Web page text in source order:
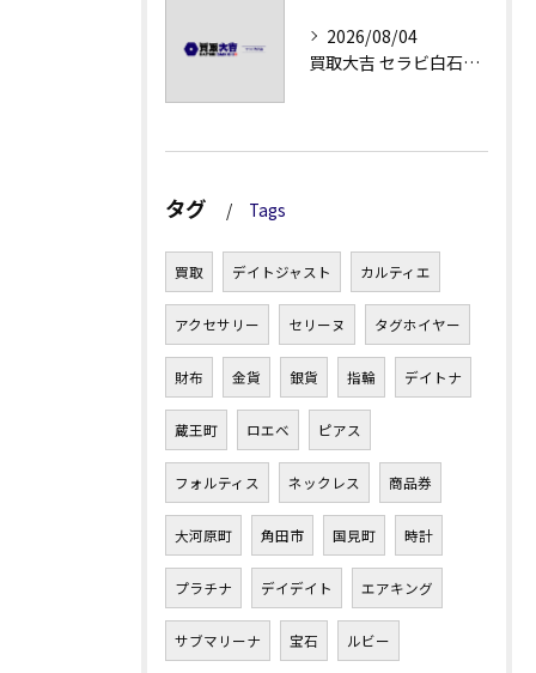
2026/08/04
買取大吉 セラビ白石店の金・貴金属買取の流れ
タグ Tags
買取 デイトジャスト カルティエ
アクセサリー セリーヌ タグホイヤー
財布 金貨 銀貨 指輪 デイトナ
蔵王町 ロエベ ピアス
フォルティス ネックレス 商品券
大河原町 角田市 国見町 時計
プラチナ デイデイト エアキング
サブマリーナ 宝石 ルビー